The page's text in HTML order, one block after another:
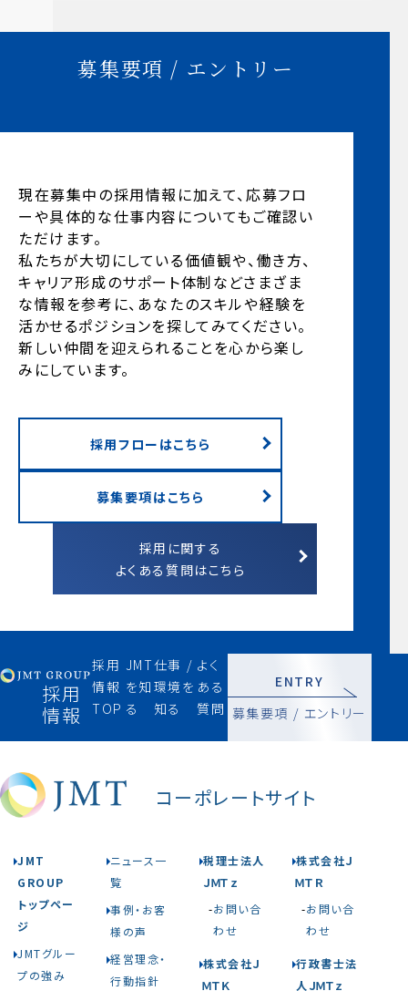
募集要項 / エントリー
現在募集中の採用情報に加えて、応募フロ
ーや具体的な仕事内容についてもご確認い
ただけます。
私たちが大切にしている価値観や、働き方、
キャリア形成のサポート体制などさまざま
な情報を参考に、あなたのスキルや経験を
活かせるポジションを探してみてください。
新しい仲間を迎えられることを心から楽し
みにしています。
採用フローはこちら
募集要項はこちら
採用に関する
よくある質問はこちら
採用
情報
採用
情報
TOP
JMT
を知
る
仕事 /
環境を
知る
よく
ある
質問
ENTRY
募集要項 / エントリー
コーポレートサイト
JMT
GROUP
トップペー
ジ
JMTグルー
プの強み
ニュース一
覧
事例・お客
様の声
経営理念・
行動指針
税理士法人
ＪＭＴｚ
お問い合
わせ
株式会社Ｊ
ＭＴＫ
株式会社Ｊ
ＭＴＲ
お問い合
わせ
行政書士法
人ＪＭＴｚ